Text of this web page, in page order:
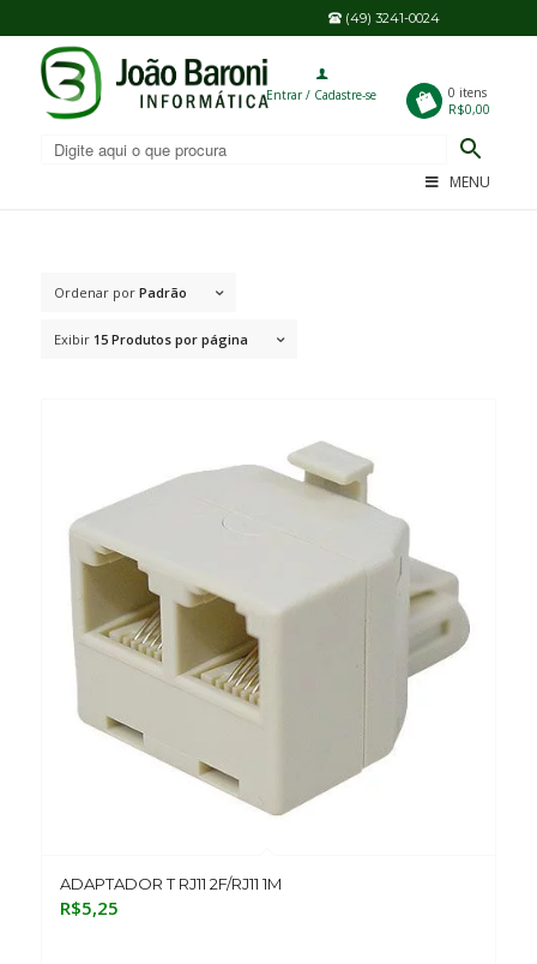
(49) 3241-0024
Entrar / Cadastre-se
0 itens
R$0,00
MENU
Ordenar por Padrão
Exibir 15 Produtos por página
ADAPTADOR T RJ11 2F/RJ11 1M
R$5,25